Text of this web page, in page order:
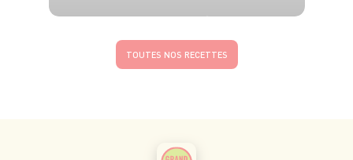
TOUTES NOS RECETTES